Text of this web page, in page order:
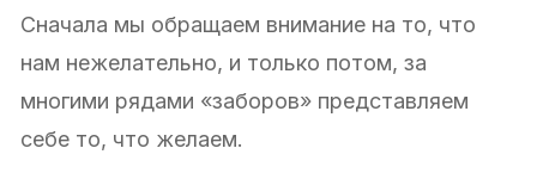
Сначала мы обращаем внимание на то, что
нам нежелательно, и только потом, за
многими рядами «заборов» представляем
себе то, что желаем.